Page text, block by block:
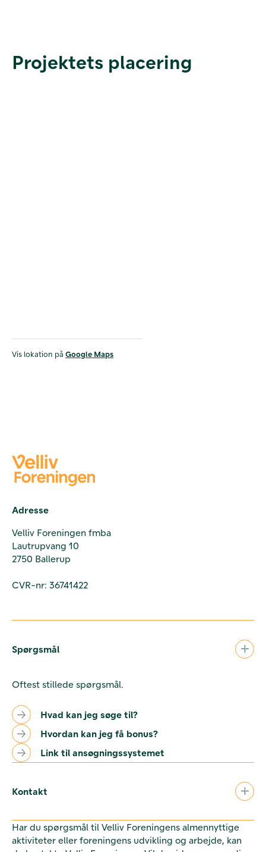
Projektets placering
Vis lokation på Google Maps
Adresse
Velliv Foreningen fmba
Lautrupvang 10
2750 Ballerup
CVR-nr: 36741422
Spørgsmål
Oftest stillede spørgsmål.
Hvad kan jeg søge til?
Hvordan kan jeg få bonus?
Link til ansøgningssystemet
Kontakt
Har du spørgsmål til Velliv Foreningens almennyttige
aktiviteter eller foreningens udvikling og arbejde, kan